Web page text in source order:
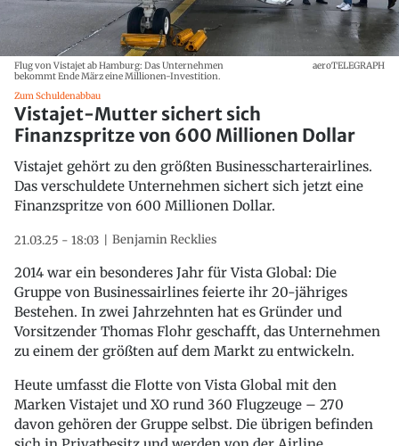
Flug von Vistajet ab Hamburg: Das Unternehmen
bekommt Ende März eine Millionen-Investition.
aeroTELEGRAPH
Zum Schuldenabbau
Vistajet-Mutter sichert sich
Finanzspritze von 600 Millionen Dollar
Vistajet gehört zu den größten Businesscharterairlines.
Das verschuldete Unternehmen sichert sich jetzt eine
Finanzspritze von 600 Millionen Dollar.
21.03.25 - 18:03 Benjamin Recklies
2014 war ein besonderes Jahr für Vista Global: Die
Gruppe von Businessairlines feierte ihr 20-jähriges
Bestehen. In zwei Jahrzehnten hat es Gründer und
Vorsitzender Thomas Flohr geschafft, das Unternehmen
zu einem der größten auf dem Markt zu entwickeln.
Heute umfasst die Flotte von Vista Global mit den
Marken Vistajet und XO rund 360 Flugzeuge – 270
davon gehören der Gruppe selbst. Die übrigen befinden